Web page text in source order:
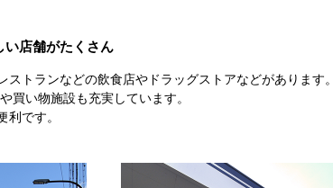
い店舗がたくさん
ストランなどの飲食店やドラッグストアなどがあります
買い物施設も充実しています。
です。